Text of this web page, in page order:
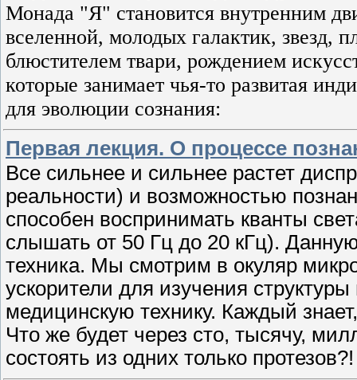
Монада "Я" становится внутренним
вселенной, молодых галактик, звезд,
блюстителем твари, рождением
которые занимает чья-то развитая
для эволюции сознания:
Первая лекция. О процессе
Все сильнее и сильнее растет
реальности) и возможностью
способен воспринимать кванты
слышать от 50 Гц до 20 кГц).
техника. Мы смотрим в окуляр
ускорители для изучения
медицинскую технику. Каждый
Что же будет через сто, тысячу,
состоять из одних только протезов?!